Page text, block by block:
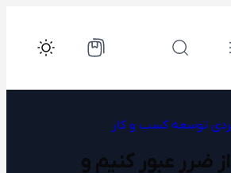
توسعه کسب و کار
ضرر عبور کنیم و